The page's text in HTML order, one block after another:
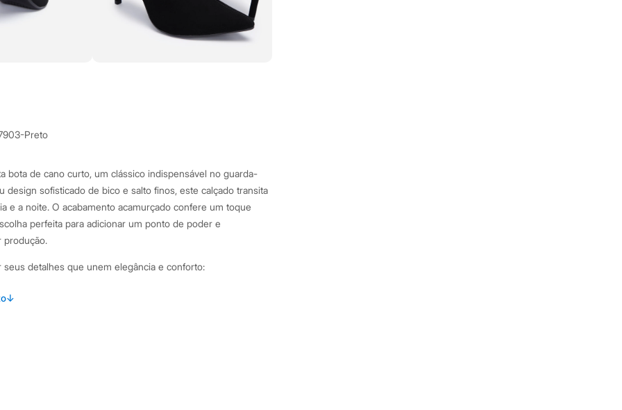
Preto
bota de cano curto, um clássico indispensável no guarda-
design sofisticado de bico e salto finos, este calçado transita
e a noite. O acabamento acamurçado confere um toque
perfeita para adicionar um ponto de poder e
produção.
seus detalhes que unem elegância e conforto:
com bico fino, um design atemporal e sofisticado.
Versátil, esta bota de salto fino é uma peça-chave
↓